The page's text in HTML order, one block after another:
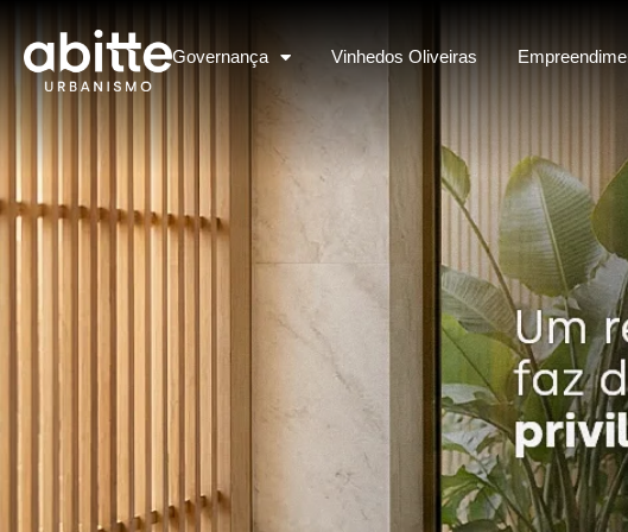
Governança Vinhedos Oliveiras